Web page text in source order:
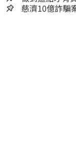
慈濟10億詐騙